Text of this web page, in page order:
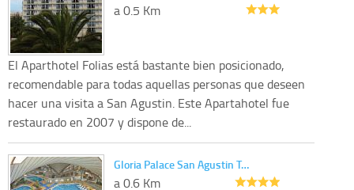
a 0.5 Km
El Aparthotel Folias está bastante bien posicionado,
recomendable para todas aquellas personas que deseen
hacer una visita a San Agustin. Este Apartahotel fue
restaurado en 2007 y dispone de...
Gloria Palace San Agustin T…
a 0.6 Km